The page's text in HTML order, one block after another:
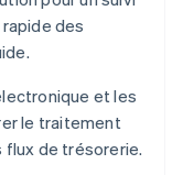
des
et les
le traitement
de trésorerie.